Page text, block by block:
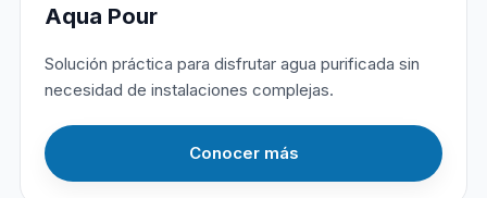
Aqua Pour
Solución práctica para disfrutar agua purificada sin
necesidad de instalaciones complejas.
Conocer más